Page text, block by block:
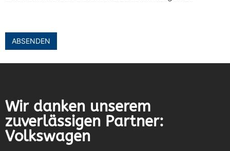
Wir danken unserem
zuverlässigen Partner:
Volkswagen